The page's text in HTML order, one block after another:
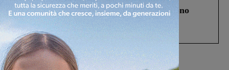
Un anno fa la strage in A1 in cui morirono
Gianni, Giulia e Franco. Lo schianto, il
processo, lo stop ai sorpassi fra tir....